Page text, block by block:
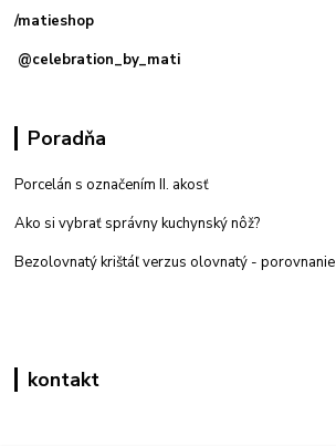
/matieshop
@celebration_by_mati
Poradňa
Porcelán s označením II. akosť
Ako si vybrať správny kuchynský nôž?
Bezolovnatý krištáľ verzus olovnatý - porovnanie
kontakt